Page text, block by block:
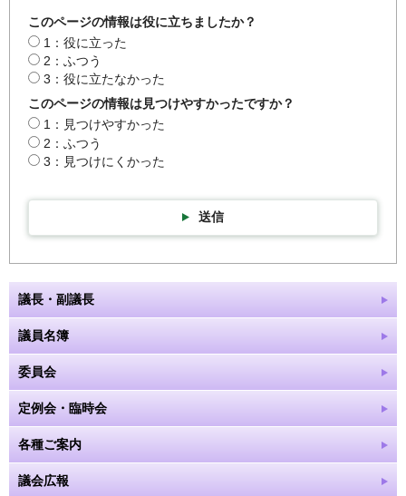
このページの情報は役に立ちましたか？
1：役に立った
2：ふつう
3：役に立たなかった
このページの情報は見つけやすかったですか？
1：見つけやすかった
2：ふつう
3：見つけにくかった
送信
議長・副議長
議員名簿
委員会
定例会・臨時会
各種ご案内
議会広報